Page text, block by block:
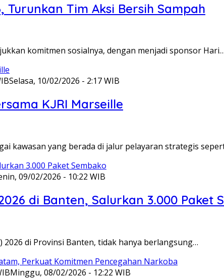
Turunkan Tim Aksi Bersih Sampah
komitmen sosialnya, dengan menjadi sponsor Hari…
Selasa, 10/02/2026 - 2:17 WIB
KJRI Marseille
kawasan yang berada di jalur pelayaran strategis
09/02/2026 - 10:22 WIB
di Banten, Salurkan 3.000 Paket
2026 di Provinsi Banten, tidak hanya berlangsung…
Minggu, 08/02/2026 - 12:22 WIB